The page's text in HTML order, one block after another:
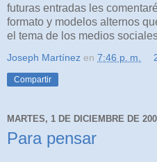
futuras entradas les
formato y modelos alternos
el tema de los medios
Joseph Martínez en 7:46 p. m.
Compartir
MARTES, 1 DE DICIEMBRE DE
Para pensar